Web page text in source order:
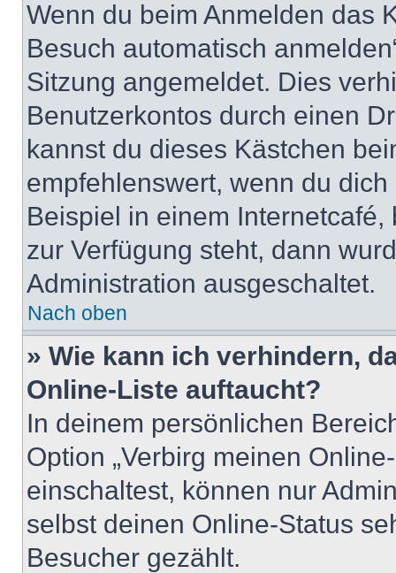
Wenn du beim Anmelden das
Besuch automatisch
Sitzung angemeldet. Dies
Benutzerkontos durch einen
kannst du dieses Kästchen
empfehlenswert, wenn du
Beispiel in einem
zur Verfügung steht, dann
Administration ausgeschaltet.
Nach oben
» Wie kann ich verhindern,
Online-Liste auftaucht?
In deinem persönlichen
Option „Verbirg meinen
einschaltest, können nur
selbst deinen Online-Status
Besucher gezählt.